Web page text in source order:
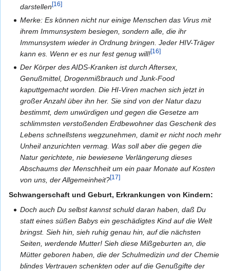
darstellen[16]
Merke: Es können nicht nur einige Menschen das Virus mit
ihrem Immunsystem besiegen, sondern alle, die ihr
Immunsystem wieder in Ordnung bringen. Jeder HIV-Träger
kann es. Wenn er es nur fest genug will![16]
Der Körper des AIDS-Kranken ist durch Aftersex,
Genußmittel, Drogenmißbrauch und Junk-Food
kaputtgemacht worden. Die HI-Viren machen sich jetzt in
großer Anzahl über ihn her. Sie sind von der Natur dazu
bestimmt, dem unwürdigen und gegen die Gesetze am
schlimmsten verstoßenden Erdbewohner das Geschenk des
Lebens schnellstens wegzunehmen, damit er nicht noch mehr
Unheil anzurichten vermag. Was soll aber die gegen die
Natur gerichtete, nie bewiesene Verlängerung dieses
Abschaums der Menschheit um ein paar Monate auf Kosten
von uns, der Allgemeinheit?[17]
Schwangerschaft und Geburt, Erkrankungen von Kindern:
Doch auch Du selbst kannst schuld daran haben, daß Du
statt eines süßen Babys ein geschädigtes Kind auf die Welt
bringst. Sieh hin, sieh ruhig genau hin, auf die nächsten
Seiten, werdende Mutter! Sieh diese Mißgeburten an, die
Mütter geboren haben, die der Schulmedizin und der Chemie
blindes Vertrauen schenkten oder auf die Genußgifte der